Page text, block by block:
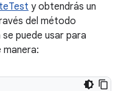
y obtendrás un
del método
puede usar para